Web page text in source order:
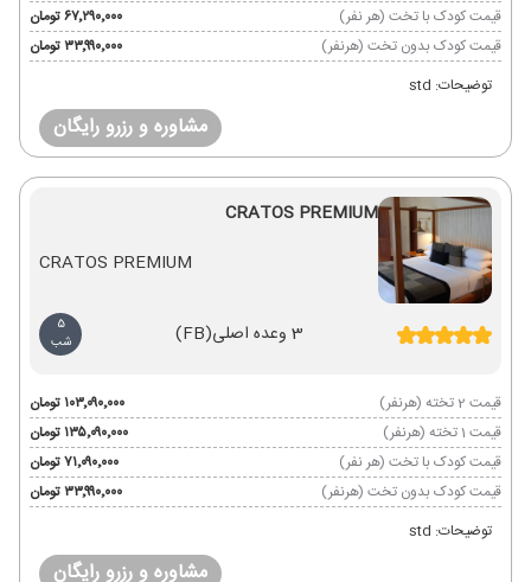
قیمت کودک با تخت (هر نفر)
۶۷٬۲۹۰٬۰۰۰ تومان
قیمت کودک بدون تخت (هرنفر)
۳۳٬۹۹۰٬۰۰۰ تومان
توضیحات: std
مشاوره و رزرو رایگان
CRATOS PREMIUM
CRATOS PREMIUM
3 وعده اصلی (FB)
5
شب
قیمت 2 تخته (هرنفر)
۱۰۳٬۰۹۰٬۰۰۰ تومان
قیمت 1 تخته (هرنفر)
۱۳۵٬۰۹۰٬۰۰۰ تومان
قیمت کودک با تخت (هر نفر)
۷۱٬۰۹۰٬۰۰۰ تومان
قیمت کودک بدون تخت (هرنفر)
۳۳٬۹۹۰٬۰۰۰ تومان
توضیحات: std
مشاوره و رزرو رایگان